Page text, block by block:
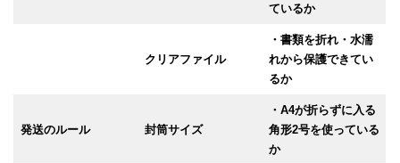
ているか
クリアファイル
・書類を折れ・水濡
れから保護できてい
るか
発送のルール 封筒サイズ
・A4が折らずに入る
角形2号を使っている
か